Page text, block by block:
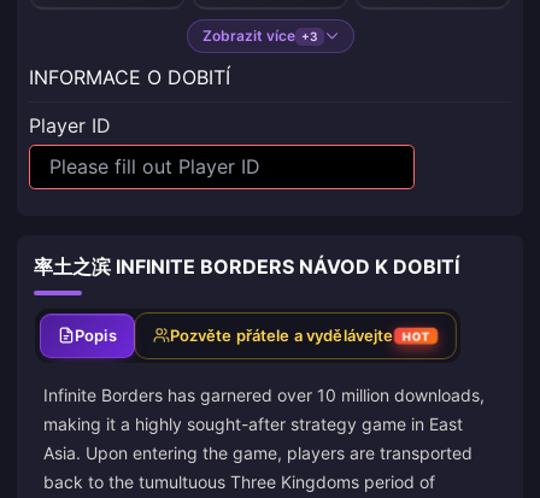
Zobrazit více +3
INFORMACE O DOBITÍ
Player ID
率土之滨 INFINITE BORDERS NÁVOD K DOBITÍ
Popis Pozvěte přátele a vydělávejte HOT
Infinite Borders has garnered over 10 million downloads,
making it a highly sought-after strategy game in East
Asia. Upon entering the game, players are transported
back to the tumultuous Three Kingdoms period of